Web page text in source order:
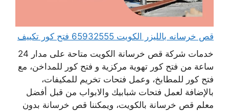
قص خرسانه بالليزر الكويت 65932555 فتح كور تكييف
خدمات شركة قص خرسانة الكويت متاحة على مدار 24
ساعة من فتح كور تهوية مركزية و فتح كور للمداخن، مع
فتح كور للمطابخ، وعمل فتحات تخريم للمكيفات،
بالإضافة لعمل فتحات شبابيك والابواب من قبل أفضل
معلم قص خرسانة بالكويت، ويمكننا قص خرسانة بدون